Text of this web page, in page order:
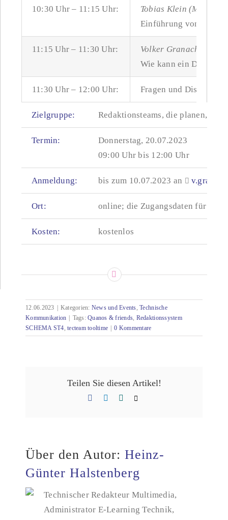
10:30 Uhr – 11:15 Uhr:
Tobias Klein (Michael
Einführung von
11:15 Uhr – 11:30 Uhr: Volker Granacher (
Wie kann ein
11:30 Uhr – 12:00 Uhr: Fragen und Diskussion
Zielgruppe: Redaktionsteams, die planen,
Termin:
Donnerstag, 20.07.2023
09:00 Uhr bis 12:00 Uhr
Anmeldung: bis zum 10.07.2023 an
Ort: online; die Zugangsdaten für das
Kosten: kostenlos
12.06.2023 Kategorien: News und Events,Technische
Kommunikation
Tags:Quanos & friends, Redaktionssystem
SCHEMA ST4,tecteam tooltime 0 Kommentare
Teilen Sie diesen Artikel!
FacebookLinkedIn
Xing
Über den Autor: Heinz-
Günter Halstenberg
Technischer Redakteur Multimedia,
Administrator E-Learning Technik,